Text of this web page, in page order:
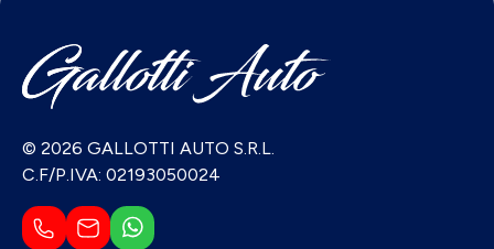
© 2026 GALLOTTI AUTO S.R.L.
C.F/P.IVA: 02193050024